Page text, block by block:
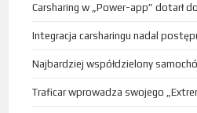
Carsharing w „Power-app” dotarł
Integracja carsharingu nadal
Najbardziej współdzielony
Traficar wprowadza swojego